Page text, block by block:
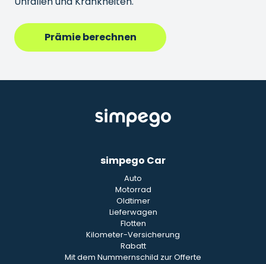
Prämie berechnen
simpego Car
Auto
Motorrad
Oldtimer
Lieferwagen
Flotten
Kilometer-Versicherung
Rabatt
Mit dem Nummernschild zur Offerte